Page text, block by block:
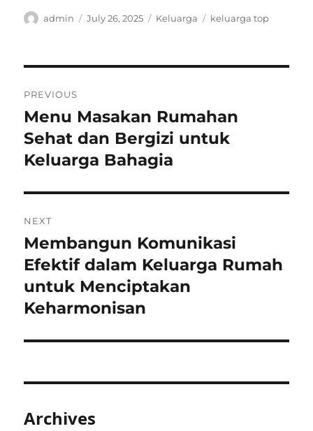
Author
admin
Posted
July 26, 2025 Categories
Keluarga Tags
keluarga top
navigation
PREVIOUS
Previous
post:
Menu Masakan Rumahan
Sehat dan Bergizi untuk
Keluarga Bahagia
NEXT
Next
post:
Membangun Komunikasi
Efektif dalam Keluarga Rumah
untuk Menciptakan
Keharmonisan
Archives